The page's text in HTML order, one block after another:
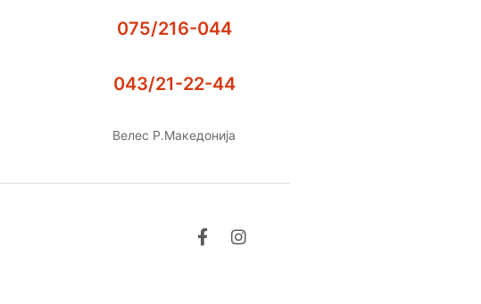
075/216-044
043/21-22-44
Велес Р.Македонија